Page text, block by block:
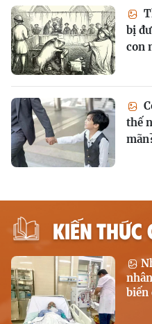
bị
con
thế
KIẾN THỨC
biến